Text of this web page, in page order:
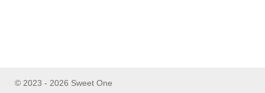
© 2023 - 2026 Sweet One